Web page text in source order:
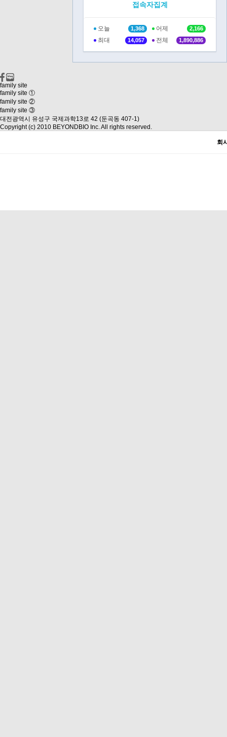
접속자집계
오늘 1,368 어제 2,166
최대 14,057 전체 1,890,886
family site
family site ①
family site ②
family site ③
대전광역시 유성구 국제과학13로 42 (둔곡동 407-1)
Copyright (c) 2010 BEYONDBIO Inc. All rights reserved.
회